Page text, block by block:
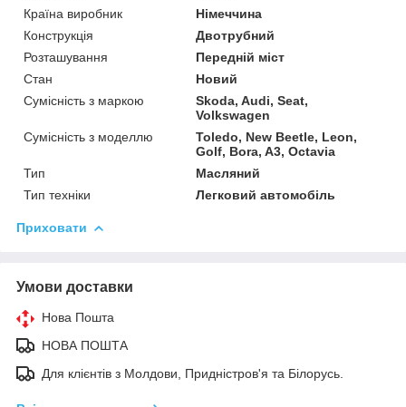
Країна виробник
Німеччина
Конструкція
Двотрубний
Розташування
Передній міст
Стан
Новий
Сумісність з маркою
Skoda, Audi, Seat,
Volkswagen
Сумісність з моделлю
Toledo, New Beetle, Leon,
Golf, Bora, A3, Octavia
Тип
Масляний
Тип техніки
Легковий автомобіль
Приховати
Умови доставки
Нова Пошта
НОВА ПОШТА
Для клієнтів з Молдови, Придністров'я та Білорусь.